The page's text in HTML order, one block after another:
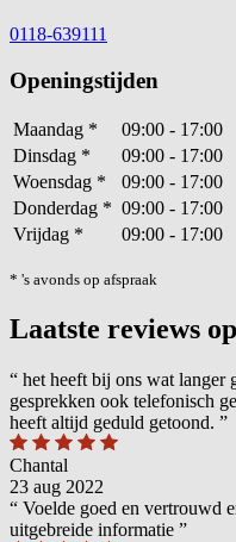
0118-639111
Openingstijden
Maandag *
09:00 - 17:00
Dinsdag *
09:00 - 17:00
Woensdag *
09:00 - 17:00
Donderdag * 09:00 - 17:00
Vrijdag * 09:00 - 17:00
* 's avonds op afspraak
Laatste reviews
“ het heeft bij ons wat langer
gesprekken ook telefonisch
heeft altijd geduld getoond. ”
Chantal
23 aug 2022
“ Voelde goed en vertrouwd
uitgebreide informatie ”